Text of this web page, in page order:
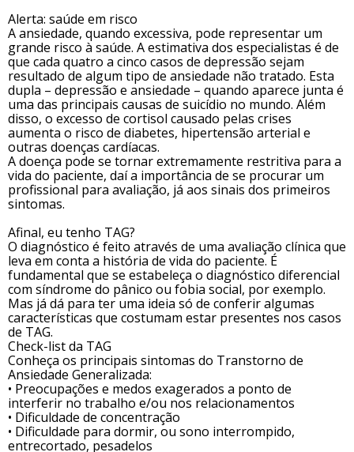
Alerta: saúde em risco
A ansiedade, quando excessiva, pode representar um
grande risco à saúde. A estimativa dos especialistas é de
que cada quatro a cinco casos de depressão sejam
resultado de algum tipo de ansiedade não tratado. Esta
dupla – depressão e ansiedade – quando aparece junta é
uma das principais causas de suicídio no mundo. Além
disso, o excesso de cortisol causado pelas crises
aumenta o risco de diabetes, hipertensão arterial e
outras doenças cardíacas.
A doença pode se tornar extremamente restritiva para a
vida do paciente, daí a importância de se procurar um
profissional para avaliação, já aos sinais dos primeiros
sintomas.
Afinal, eu tenho TAG?
O diagnóstico é feito através de uma avaliação clínica que
leva em conta a história de vida do paciente. É
fundamental que se estabeleça o diagnóstico diferencial
com síndrome do pânico ou fobia social, por exemplo.
Mas já dá para ter uma ideia só de conferir algumas
características que costumam estar presentes nos casos
de TAG.
Check-list da TAG
Conheça os principais sintomas do Transtorno de
Ansiedade Generalizada:
• Preocupações e medos exagerados a ponto de
interferir no trabalho e/ou nos relacionamentos
• Dificuldade de concentração
• Dificuldade para dormir, ou sono interrompido,
entrecortado, pesadelos